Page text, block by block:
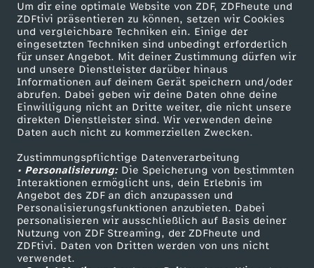
Um dir eine optimale Website von ZDF, ZDFheute und
ZDFtivi präsentieren zu können, setzen wir Cookies
und vergleichbare Techniken ein. Einige der
eingesetzten Techniken sind unbedingt erforderlich
für unser Angebot. Mit deiner Zustimmung dürfen wir
und unsere Dienstleister darüber hinaus
Informationen auf deinem Gerät speichern und/oder
abrufen. Dabei geben wir deine Daten ohne deine
Einwilligung nicht an Dritte weiter, die nicht unsere
direkten Dienstleister sind. Wir verwenden deine
Daten auch nicht zu kommerziellen Zwecken.
Zustimmungspflichtige Datenverarbeitung
• Personalisierung:Die Speicherung von bestimmten
Interaktionen ermöglicht uns, dein Erlebnis im
Angebot des ZDF an dich anzupassen und
Personalisierungsfunktionen anzubieten. Dabei
personalisieren wir ausschließlich auf Basis deiner
Nutzung von ZDF Streaming, der ZDFheute und
ZDFtivi. Daten von Dritten werden von uns nicht
verwendet.
D
w
i
l
l
A
K
W
Mehr ZDF
ZDF-Apps
Smart TV
ZDFtext
Livestreams
Sendungen A-Z
TV-Programm
Service
ZDFmitreden
Kontakt zum ZDF
Tickets
Zuschauerservice
Hilfe